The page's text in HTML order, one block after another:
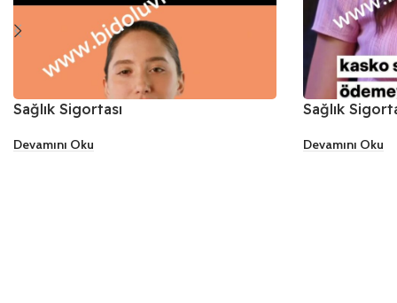
Sağlık Sigortası
Devamını Oku
Sağlık
Devamını Oku